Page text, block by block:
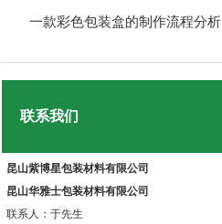
一款彩色包装盒的制作流程分析
联系我们
昆山紫博星包装材料有限公司
昆山华雅士包装材料有限公司
联系人：于先生